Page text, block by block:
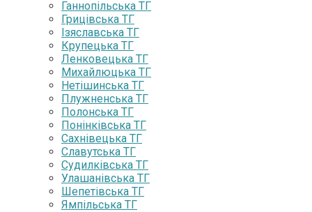
Ганнопільська ТГ
Грицівська ТГ
Ізяславська ТГ
Крупецька ТГ
Ленковецька ТГ
Михайлюцька ТГ
Нетішинська ТГ
Плужненська ТГ
Полонська ТГ
Понінківська ТГ
Сахнівецька ТГ
Славутська ТГ
Судилківська ТГ
Улашанівська ТГ
Шепетівська ТГ
Ямпільська ТГ